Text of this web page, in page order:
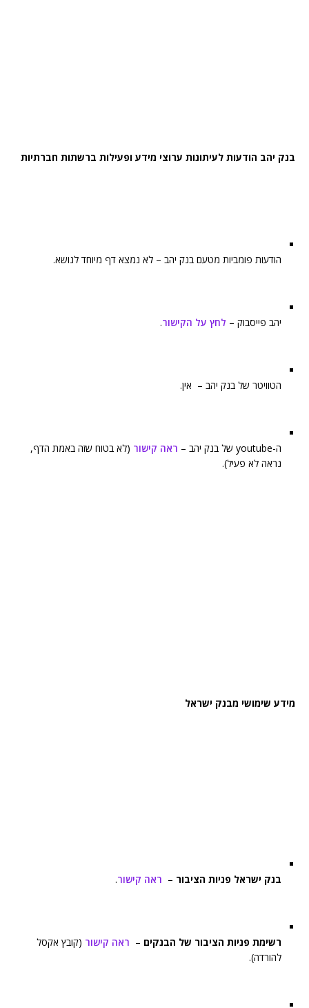
בנק יהב הודעות לעיתונות ערוצי מידע ופעילות ברשתות חברתיות
הודעות פומביות מטעם בנק יהב – לא נמצא דף מיוחד לנושא.
יהב פייסבוק – לחץ על הקישור.
הטוויטר של בנק יהב – אין.
ה-youtube של בנק יהב – ראה קישור (לא בטוח שזה באמת הדף,
נראה לא פעיל).
מידע שימושי מבנק ישראל
בנק ישראל פניות הציבור – ראה קישור.
רשימת פניות הציבור של הבנקים – ראה קישור (קובץ אקסל
להורדה).